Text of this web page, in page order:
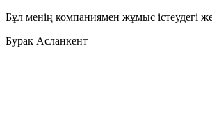
Бұл менің компаниямен жұмыс істеудегі
Бурак Асланкент